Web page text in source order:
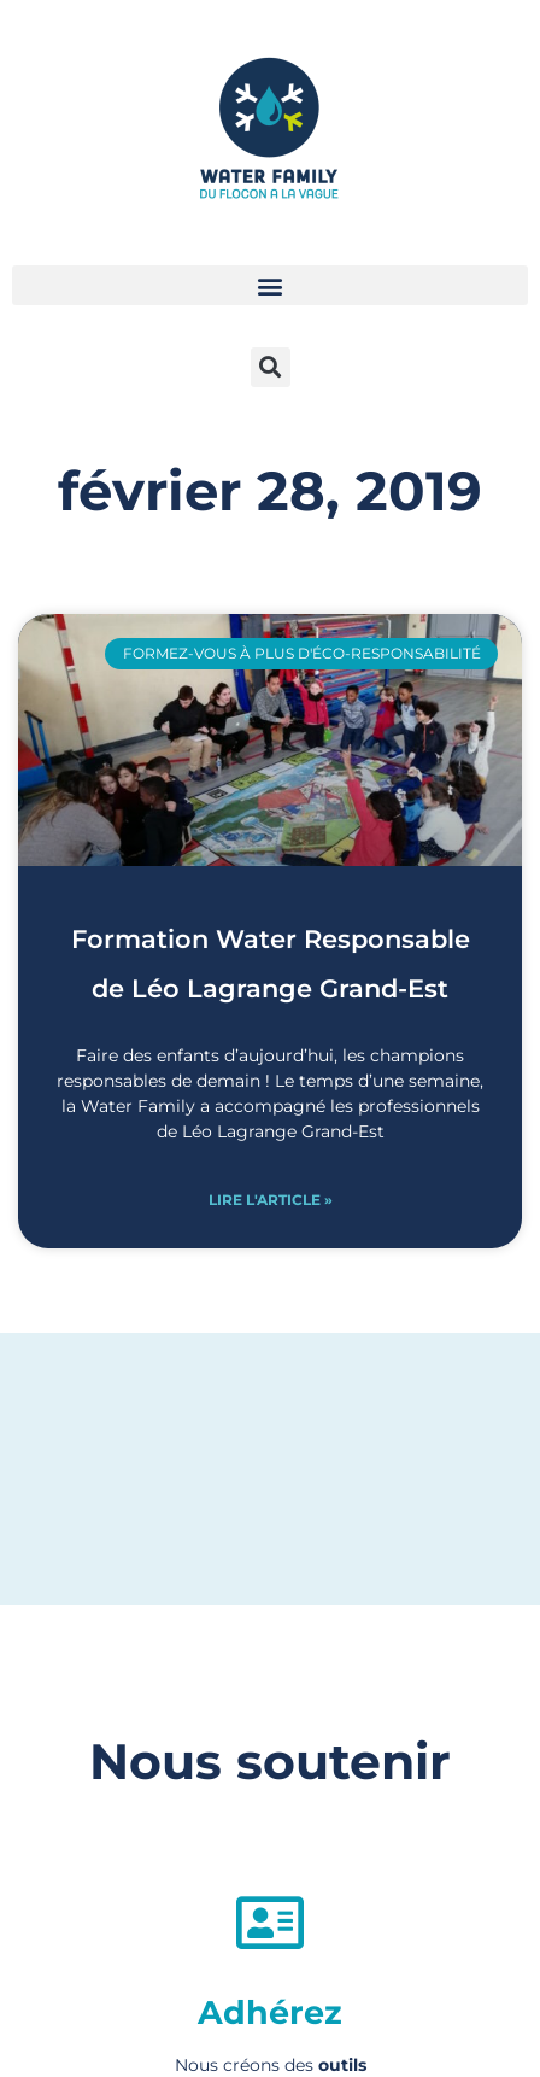
février 28, 2019
FORMEZ-VOUS À PLUS D'ÉCO-RESPONSABILITÉ​
Formation Water Responsable
de Léo Lagrange Grand-Est
Faire des enfants d’aujourd’hui, les champions
responsables de demain ! Le temps d’une semaine,
la Water Family a accompagné les professionnels
de Léo Lagrange Grand-Est
LIRE L'ARTICLE »
Nous soutenir
Adhérez
Nous créons des outils